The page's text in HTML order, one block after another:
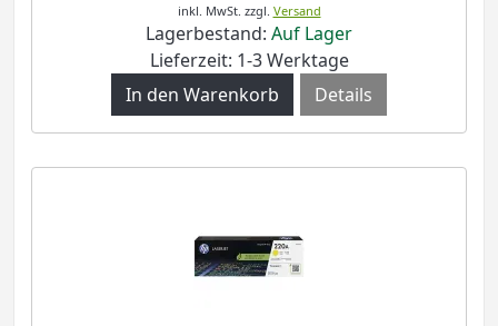
inkl. MwSt. zzgl. Versand
Lagerbestand: Auf Lager
Lieferzeit: 1-3 Werktage
Details